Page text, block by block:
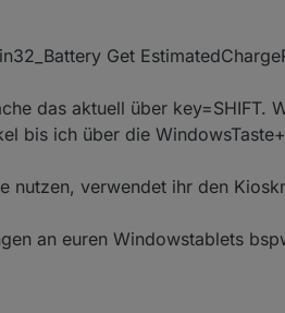
Get
das aktuell über key=SHIFT.
bis ich über die
nutzen, verwendet ihr den
an euren Windowstablets